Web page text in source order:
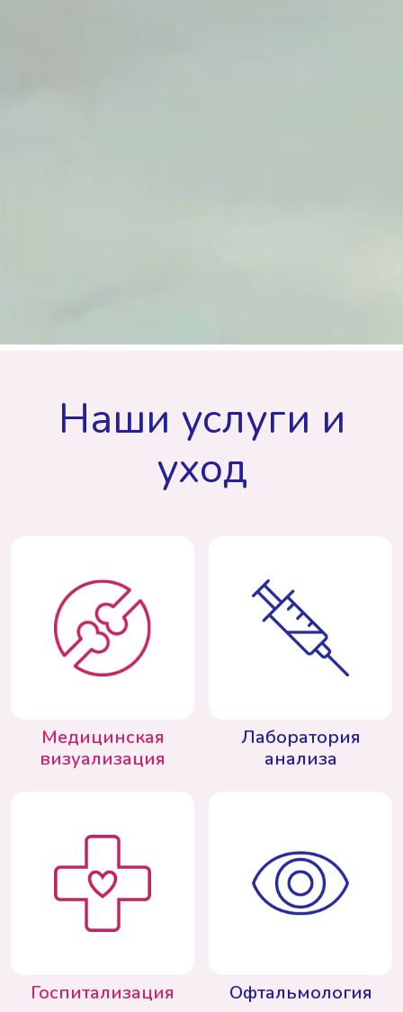
Наши услуги и
уход
Медицинская
визуализация
Лаборатория
анализа
Госпитализация Офтальмология